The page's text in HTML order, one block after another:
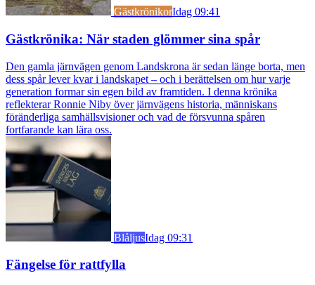
GästkrönikorIdag 09:41
Gästkrönika: När staden glömmer sina spår
Den gamla järnvägen genom Landskrona är sedan länge borta, men
dess spår lever kvar i landskapet – och i berättelsen om hur varje
generation formar sin egen bild av framtiden. I denna krönika
reflekterar Ronnie Niby över järnvägens historia, människans
föränderliga samhällsvisioner och vad de försvunna spåren
fortfarande kan lära oss.
BlåljusIdag 09:31
Fängelse för rattfylla